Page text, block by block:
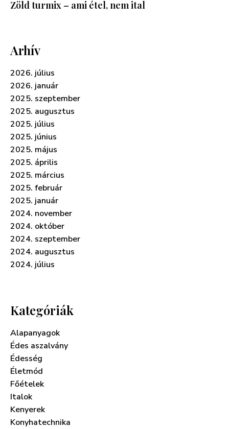
Zöld turmix – ami étel, nem ital
Arhív
2026. július
2026. január
2025. szeptember
2025. augusztus
2025. július
2025. június
2025. május
2025. április
2025. március
2025. február
2025. január
2024. november
2024. október
2024. szeptember
2024. augusztus
2024. július
Kategóriák
Alapanyagok
Édes aszalvány
Édesség
Életmód
Főételek
Italok
Kenyerek
Konyhatechnika